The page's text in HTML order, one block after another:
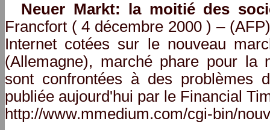
Neuer Markt: la moitié des
Francfort ( 4 décembre 2000 ) –
Internet cotées sur le nouveau
(Allemagne), marché phare pour la
sont confrontées à des problèmes
publiée aujourd'hui par le Financial
http://www.mmedium.com/cgi-bin/